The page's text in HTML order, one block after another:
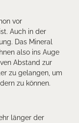
vor
Auch in der
Das Mineral
also ins Auge
Abstand zur
zu gelangen, um
zu können.
länger der